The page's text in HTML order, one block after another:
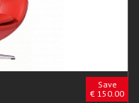
Save
€ 150.00